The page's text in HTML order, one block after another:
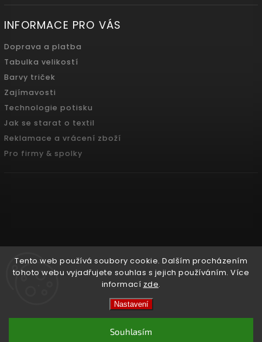
Tento web používá soubory cookie. Dalším procházením
tohoto webu vyjadřujete souhlas s jejich používáním. Více
informací zde.
Nastavení
Souhlasím
INFORMACE PRO VÁS
Doprava a platba
Tabulka velikostí
Barvy triček
Zajímavosti
Technologie potisku
Jak se starat o textil
Reklamace a vrácení zboží
Pro firmy & spolky
Shoptet| Design